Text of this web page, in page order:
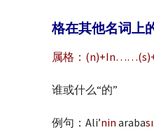
格在其他名词上
属格：
谁或什么“的”
例句：Ali’nin arabası.